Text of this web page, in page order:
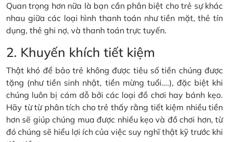
Quan trọng hơn nữa là bạn cần phân biệt cho trẻ sự khác
nhau giữa các loại hình thanh toán như tiền mặt, thẻ tín
dụng, thẻ ghi nợ, và thanh toán trực tuyến.
2. Khuyến khích tiết kiệm
Thật khó để bảo trẻ không được tiêu số tiền chúng được
tặng (như tiền sinh nhật, tiền mừng tuổi….), đặc biệt khi
chúng luôn bị cám dỗ bởi các loại đồ chơi hay bánh kẹo.
Hãy từ từ phân tích cho trẻ thấy rằng tiết kiệm nhiều tiền
hơn sẽ giúp chúng mua được nhiều kẹo và đồ chơi hơn, từ
đó chúng sẽ hiểu lợi ích của việc suy nghĩ thật kỹ trước khi